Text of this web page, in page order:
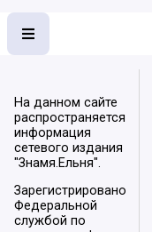
На данном сайте
распространяется
информация
сетевого издания
"Знамя.Ельня".
Зарегистрировано
Федеральной
службой по